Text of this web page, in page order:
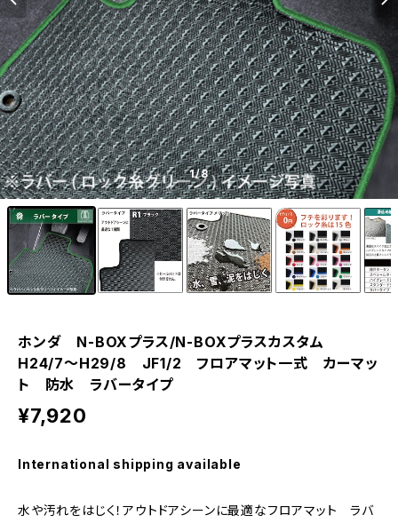
1/8
ホンダ N-BOXプラス/N-BOXプラスカスタム
H24/7〜H29/8 JF1/2 フロアマット一式 カーマッ
ト 防水 ラバータイプ
¥7,920
International shipping available
水や汚れをはじく！アウトドアシーンに最適なフロアマット ラバ